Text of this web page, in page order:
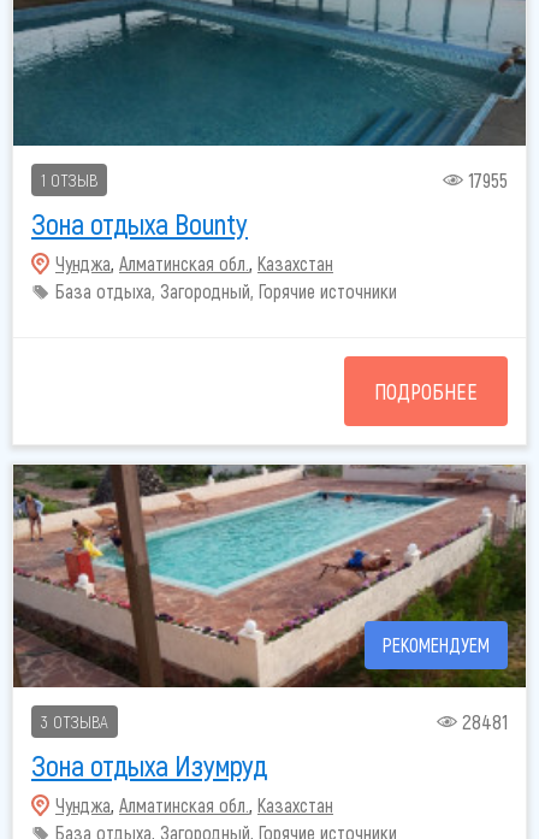
1 ОТЗЫВ 17955
Зона отдыха Bounty
Чунджа Алматинская обл. Казахстан
База отдыха, Загородный, Горячие источники
ПОДРОБНЕЕ
РЕКОМЕНДУЕМ
3 ОТЗЫВА 28481
Зона отдыха Изумруд
Чунджа Алматинская обл. Казахстан
База отдыха, Загородный, Горячие источники